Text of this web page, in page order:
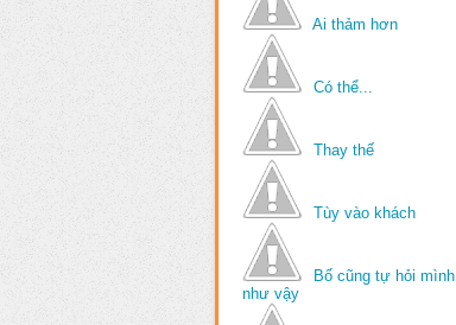
Ai thảm hơn
Có thể...
Thay thế
Tùy vào khách
Bố cũng tự hỏi mình
như vậy